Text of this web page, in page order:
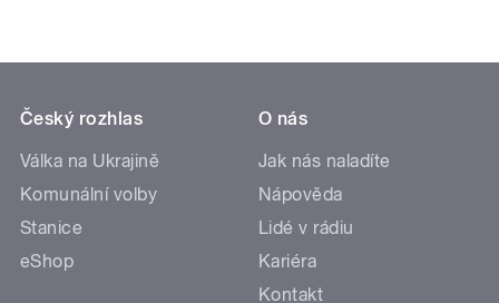
Český rozhlas
Válka na Ukrajině
Komunální volby
Stanice
eShop
O nás
Jak nás naladíte
Nápověda
Lidé v rádiu
Kariéra
Kontakt